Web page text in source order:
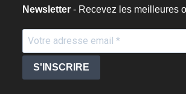
Newsletter - Recevez les meilleures
S'INSCRIRE